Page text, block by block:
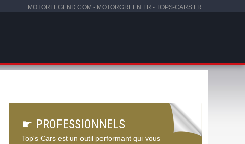
MOTORLEGEND.COM - MOTORGREEN.FR - TOPS-CARS.FR
☛ PROFESSIONNELS
Top's Cars est un outil performant qui vous